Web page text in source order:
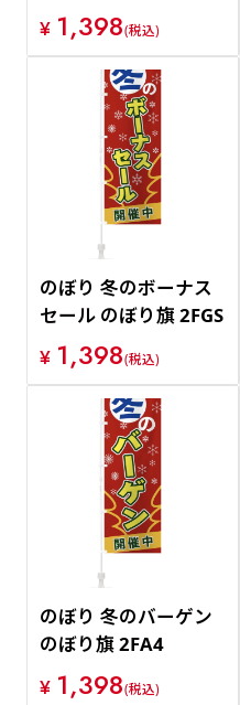
¥ 1,398(税込)
のぼり 冬のボーナス
セール のぼり旗 2FGS
¥ 1,398(税込)
のぼり 冬のバーゲン
のぼり旗 2FA4
¥ 1,398(税込)